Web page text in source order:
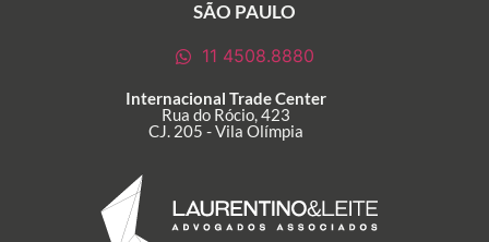
SÃO PAULO
11 4508.8880
Internacional Trade Center
Rua do Rócio, 423
CJ. 205 - Vila Olímpia